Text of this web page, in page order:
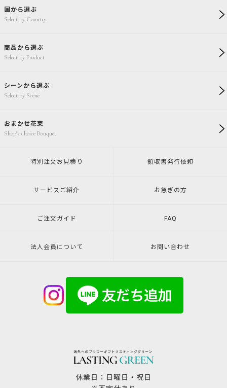
国から選ぶ
Select by Country
商品から選ぶ
Select by Product
シーンから選ぶ
Select by Scene
おまかせ花束
Shop's choice Bouquet
特別注文 お見積り 領収書発行依頼
サービスご紹介 お急ぎの方
ご注文ガイド FAQ
法人会員について お問い合わせ
休業日：日曜日・祝日